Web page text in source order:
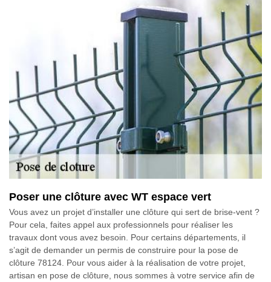
Poser une clôture avec WT espace vert
Vous avez un projet d’installer une clôture qui sert de brise-vent ?
Pour cela, faites appel aux professionnels pour réaliser les
travaux dont vous avez besoin. Pour certains départements, il
s’agit de demander un permis de construire pour la pose de
clôture 78124. Pour vous aider à la réalisation de votre projet,
artisan en pose de clôture, nous sommes à votre service afin de